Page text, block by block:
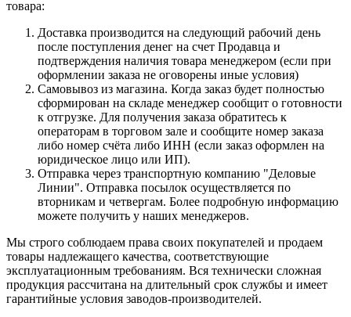
товара:
Доставка производится на следующий рабочий день
после поступления денег на счет Продавца и
подтверждения наличия товара менеджером (если при
оформлении заказа не оговорены иные условия)
Самовывоз из магазина. Когда заказ будет полностью
сформирован на складе менеджер сообщит о готовности
к отгрузке. Для получения заказа обратитесь к
операторам в торговом зале и сообщите номер заказа
либо номер счёта либо ИНН (если заказ оформлен на
юридическое лицо или ИП).
Отправка через транспортную компанию "Деловые
Линии". Отправка посылок осуществляется по
вторникам и четвергам. Более подробную информацию
можете получить у наших менеджеров.
Мы строго соблюдаем права своих покупателей и продаем
товары надлежащего качества, соответствующие
эксплуатационным требованиям. Вся технически сложная
продукция рассчитана на длительный срок службы и имеет
гарантийные условия заводов-производителей.